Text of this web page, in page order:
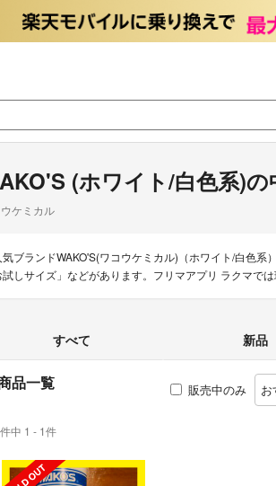
(ホワイト/白色系)の
ケミカル
気ブランドWAKO'S(ワコウケミカル)（ホワイト/白色系
試しサイズ」などがあります。フリマアプリ ラクマで
すべて 新品
品一覧 販売中のみ
中 1 - 1件